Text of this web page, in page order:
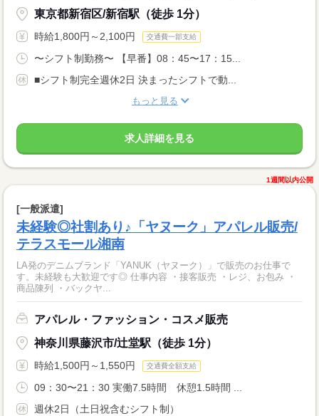
東京都新宿区/新宿駅（徒歩 1分）
時給1,800円～2,100円 交通費一部支給
〜シフト制勤務〜 【早番】08：45〜17：15...
■シフト制完全週休2日 決まったシフトで動...
もっと見る
求人詳細を見る
1週間以内公開
[一般派遣]
未経験◎社割あり♪「ヤヌーク」アパレル販売/
テラスモール湘南
LA発のデニムブランド「YANUK（ヤヌーク）」で販売のお仕事で
す。未経験も大歓迎です◎ 仕事内容 ・接客販売 ・レジ、お包み ・
商品陳列 ・バックヤ...
アパレル・ファッション・コスメ販売
神奈川県藤沢市/辻堂駅（徒歩 1分）
時給1,500円～1,550円 交通費全額支給
09：30〜21：30 実働7.5時間 休憩1.5時間 ...
週休2日（土日祝含むシフト制）